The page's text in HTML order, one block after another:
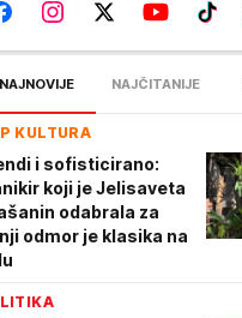
NAJNOVIJE NAJČITANIJE
KULTURA
i sofisticirano:
koji je Jelisaveta
odabrala za
odmor je klasika na